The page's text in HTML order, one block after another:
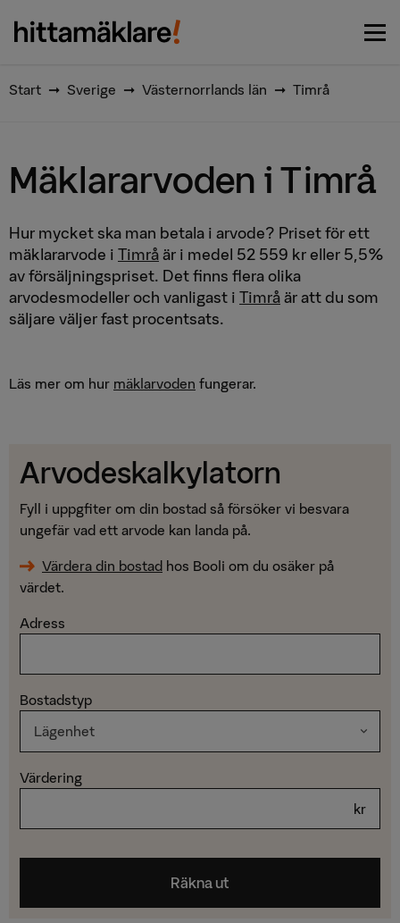
Vi matchar dig med de bästa
mäklarna
Start ➞ Sverige ➞ Västernorrlands län ➞ Timrå
Mäklararvoden i Timrå
Hur mycket ska man betala i arvode? Priset för ett
mäklararvode i Timråär i medel 52 559 kr eller 5,5%
av försäljningspriset. Det finns flera olika
arvodesmodeller och vanligast i Timråär att du som
säljare väljer fast procentsats.
Läs mer om hur mäklarvoden fungerar.
Arvodeskalkylatorn
Fyll i uppgfiter om din bostad så försöker vi besvara
ungefär vad ett arvode kan landa på.
Värdera din bostad hos Booli om du osäker på
värdet.
Adress
Bostadstyp
Värdering
kr
Räkna ut